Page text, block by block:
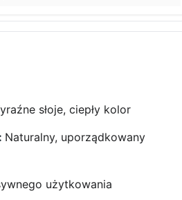
słoje, ciepły kolor
Naturalny, uporządkowany
użytkowania